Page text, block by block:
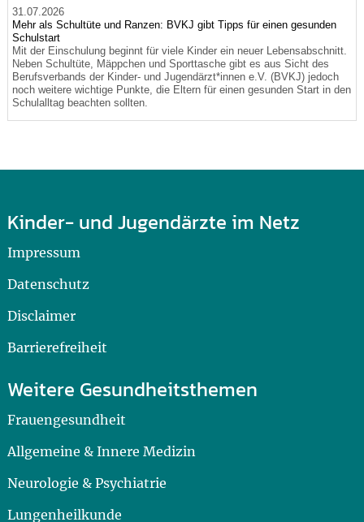
31.07.2026
Mehr als Schultüte und Ranzen: BVKJ gibt Tipps für einen gesunden
Schulstart
Mit der Einschulung beginnt für viele Kinder ein neuer Lebensabschnitt.
Neben Schultüte, Mäppchen und Sporttasche gibt es aus Sicht des
Berufsverbands der Kinder- und Jugendärzt*innen e.V. (BVKJ) jedoch
noch weitere wichtige Punkte, die Eltern für einen gesunden Start in den
Schulalltag beachten sollten.
Kinder- und Jugendärzte im Netz
Impressum
Datenschutz
Disclaimer
Barrierefreiheit
Weitere Gesundheitsthemen
Frauengesundheit
Allgemeine & Innere Medizin
Neurologie & Psychiatrie
Lungenheilkunde